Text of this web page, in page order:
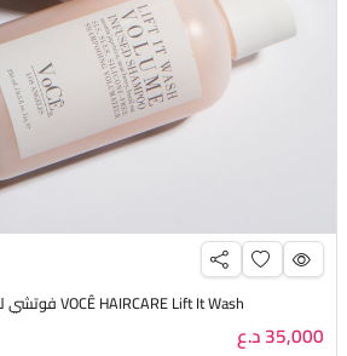
VOCÊ HAIRCARE Lift It Wash فوتشي ليفت ات شامبو
35,000 د.ع